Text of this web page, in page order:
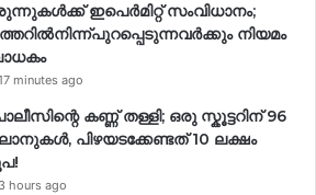
ഇപെർമിറ്റ് സംവിധാനം;
നിയമം
minutes ago
കണ്ണ് തള്ളി; ഒരു സ്കൂട്ടറിന് 96
പിഴയടക്കേണ്ടത് 10 ലക്ഷം
3 hours ago